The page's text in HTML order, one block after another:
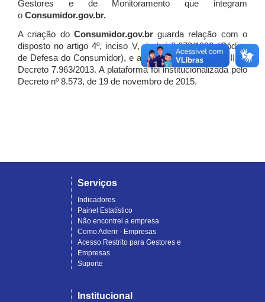
Gestores e de Monitoramento que integram
o Consumidor.gov.br.
A criação do Consumidor.gov.brguarda relação com o
disposto no artigo 4º, inciso V, da Lei 8.078/1990 (Código
de Defesa do Consumidor), e artigo 7º, incisos I, II e III do
Decreto 7.963/2013. A plataforma foi institucionalizada pelo
Decreto nº 8.573, de 19 de novembro de 2015.
Serviços
Indicadores
Painel Estatístico
Não encontrei a empresa
Como Aderir - Empresas
Acesso Restrito para Gestores e
Empresas
Suporte
Institucional